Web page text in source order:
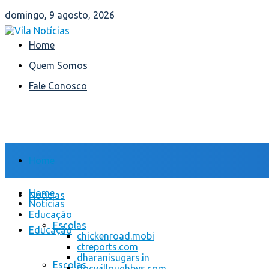
domingo, 9 agosto, 2026
Home
Quem Somos
Fale Conosco
Home
Notícias
Educação
Escolas
Home
Notícias
Educação
Escolas
chickenroad.mobi
ctreports.com
dharanisugars.in